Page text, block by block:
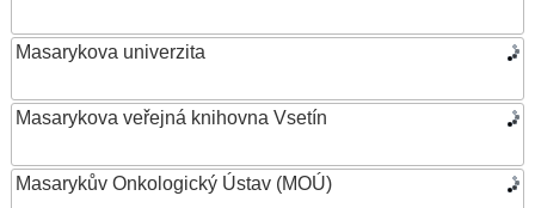
Masarykova univerzita
Masarykova veřejná knihovna Vsetín
Masarykův Onkologický Ústav (MOÚ)